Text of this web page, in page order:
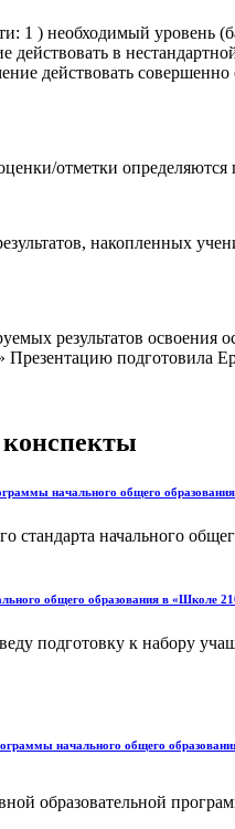
) необходимый уровень
в
действовать
отметки определяются
накопленных
результатов освоения
Презентацию подготовила
конспекты
начального общего
стандарта начального
общего образования в «Школе
подготовку к набору
общего образования